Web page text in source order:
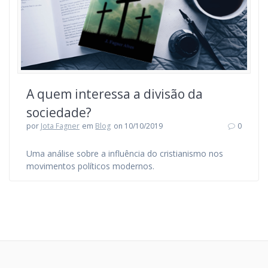
A quem interessa a divisão da
sociedade?
por Jota Fagner em Blog on 10/10/2019 0
Uma análise sobre a influência do cristianismo nos
movimentos políticos modernos.